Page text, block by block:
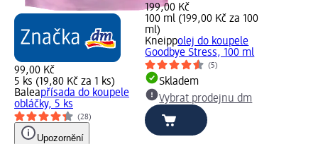
99,00 Kč
5 ks (19,80 Kč za 1 ks)
Baleapřísada do koupele
obláčky, 5 ks
(28)
Upozornění
199,00 Kč
100 ml (199,00 Kč za 100
ml)
Kneippolej do koupele
Goodbye Stress, 100 ml
(5)
Skladem
Vybrat prodejnu dm